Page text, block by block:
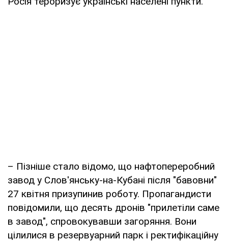
– Пізніше стало відомо, що нафтопереробний
завод у Слов'янську-на-Кубані після "бавовни"
27 квітня призупинив роботу. Пропагандисти
повідомили, що десять дронів "прилетіли саме
в завод", спровокувавши загоряння. Вони
цілилися в резервуарний парк і ректифікаційну